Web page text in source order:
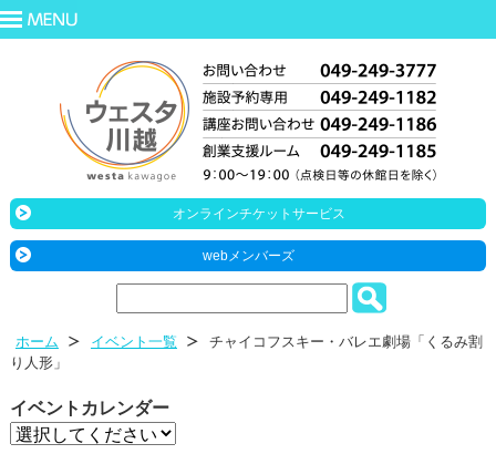
オンラインチケットサービス
webメンバーズ
ホーム イベント一覧
チャイコフスキー・バレエ劇場「くるみ割
り人形」
イベントカレンダー